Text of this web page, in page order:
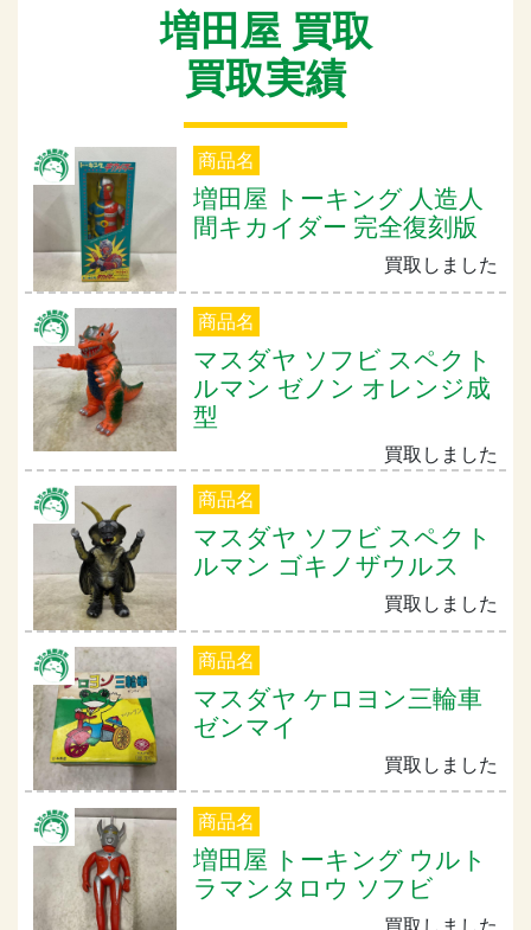
増田屋 買取
買取実績
商品名
増田屋 トーキング 人造人
間キカイダー 完全復刻版
買取しました
商品名
マスダヤ ソフビ スペクト
ルマン ゼノン オレンジ成
型
買取しました
商品名
マスダヤ ソフビ スペクト
ルマン ゴキノザウルス
買取しました
商品名
マスダヤ ケロヨン三輪車
ゼンマイ
買取しました
商品名
増田屋 トーキング ウルト
ラマンタロウ ソフビ
買取しました